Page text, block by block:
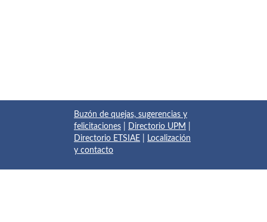
Buzón de quejas, sugerencias y
felicitaciones
Directorio UPM
Directorio ETSIAE
Localización
y contacto